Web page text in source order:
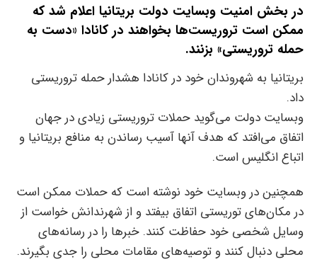
در بخش امنیت وبسایت دولت بریتانیا اعلام شد که
ممکن است تروریست‌ها بخواهند در کانادا «دست به
حمله تروریستی» بزنند.
بریتانیا به شهروندان خود در کانادا هشدار حمله تروریستی
داد.
وبسایت دولت می‌گوید حملات تروریستی زیادی در جهان
اتفاق می‌افتد که هدف آنها آسیب رساندن به منافع بریتانیا و
اتباع انگلیس است.
همچنین در وبسایت خود نوشته است که حملات ممکن است
در مکان‌های توریستی اتفاق بیفتد و از شهرندانش خواست از
وسایل شخصی خود حفاظت کنند. خبرها را در رسانه‌های
محلی دنبال کنند و توصیه‌های مقامات محلی را جدی بگیرند.